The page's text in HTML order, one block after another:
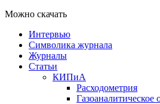
Можно скачать
Интервью
Символика журнала
Журналы
Статьи
КИПиА
Расходометрия
Газоаналитическое